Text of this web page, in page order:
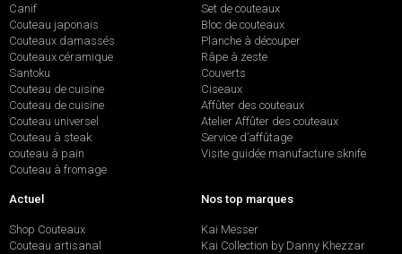
Canif
Couteau japonais
Couteaux damassés
Couteaux céramique
Santoku
Couteau de cuisine
Couteau de cuisine
Couteau universel
Couteau à steak
couteau à pain
Couteau à fromage
Set de couteaux
Bloc de couteaux
Planche à découper
Râpe à zeste
Couverts
Ciseaux
Affûter des couteaux
Atelier Affûter des couteaux
Service d’affûtage
Visite guidée manufacture sknife
Actuel
Shop Couteaux
Couteau artisanal
Nos top marques
Kai Messer
Kai Collection by Danny Khezzar